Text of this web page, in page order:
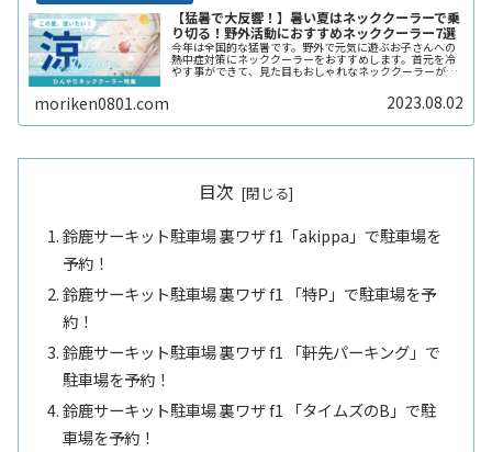
【猛暑で大反響！】暑い夏はネッククーラーで乗
り切る！野外活動におすすめネッククーラー7選
今年は全国的な猛暑です。野外で元気に遊ぶお子さんへの
熱中症対策にネッククーラーをおすすめします。首元を冷
やす事ができて、見た目もおしゃれなネッククーラーがそ
ろっています。この夏休みは熱中症対策をしっかりして、
お子さんとの楽しい思い出作りをしReadMore...
moriken0801.com 2023.08.02
目次
鈴鹿サーキット駐車場 裏ワザ f1「akippa」で駐車場を
予約！
鈴鹿サーキット駐車場 裏ワザ f1 「特P」で駐車場を予
約！
鈴鹿サーキット駐車場 裏ワザ f1 「軒先パーキング」で
駐車場を予約！
鈴鹿サーキット駐車場 裏ワザ f1 「タイムズのB」で駐
車場を予約！